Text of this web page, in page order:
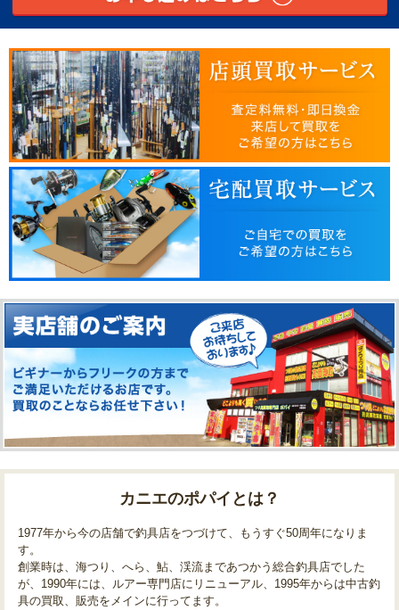
カニエのポパイとは？
1977年から今の店舗で釣具店をつづけて、もうすぐ50周年になりま
す。
創業時は、海つり、へら、鮎、渓流まであつかう総合釣具店でした
が、1990年には、ルアー専門店にリニューアル、1995年からは中古釣
具の買取、販売をメインに行ってます。